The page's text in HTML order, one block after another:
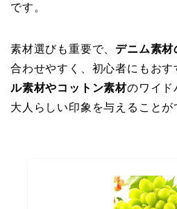
です。
素材選びも重要で、 デニム素材
合わせやすく、初心者にもおす
ル素材やコットン素材のワイド
大人らしい印象を与えることが